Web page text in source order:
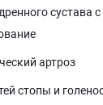
сустава
артроз
стопы и